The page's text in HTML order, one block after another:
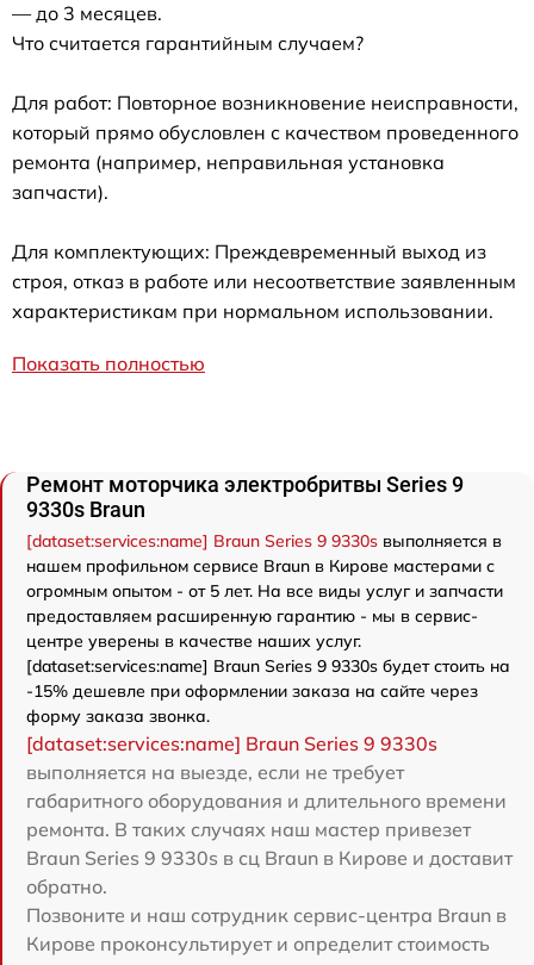
— до 3 месяцев.
Что считается гарантийным случаем?
Для работ: Повторное возникновение неисправности,
который прямо обусловлен с качеством проведенного
ремонта (например, неправильная установка
запчасти).
Для комплектующих: Преждевременный выход из
строя, отказ в работе или несоответствие заявленным
характеристикам при нормальном использовании.
Показать полностью
Ремонт моторчика электробритвы Series 9
9330s Braun
[dataset:services:name] Braun Series 9 9330s выполняется в
нашем профильном сервисе Braun в Кирове мастерами с
огромным опытом - от 5 лет. На все виды услуг и запчасти
предоставляем расширенную гарантию - мы в сервис-
центре уверены в качестве наших услуг.
[dataset:services:name] Braun Series 9 9330s будет стоить на
-15% дешевле при оформлении заказа на сайте через
форму заказа звонка.
[dataset:services:name] Braun Series 9 9330s
выполняется на выезде, если не требует
габаритного оборудования и длительного времени
ремонта. В таких случаях наш мастер привезет
Braun Series 9 9330s в сц Braun в Кирове и доставит
обратно.
Позвоните и наш сотрудник сервис-центра Braun в
Кирове проконсультирует и определит стоимость